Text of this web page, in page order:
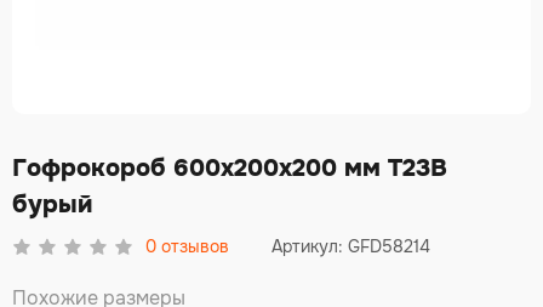
Гофрокороб 600х200х200 мм Т23В
бурый
0 отзывов Артикул: GFD58214
Похожие размеры